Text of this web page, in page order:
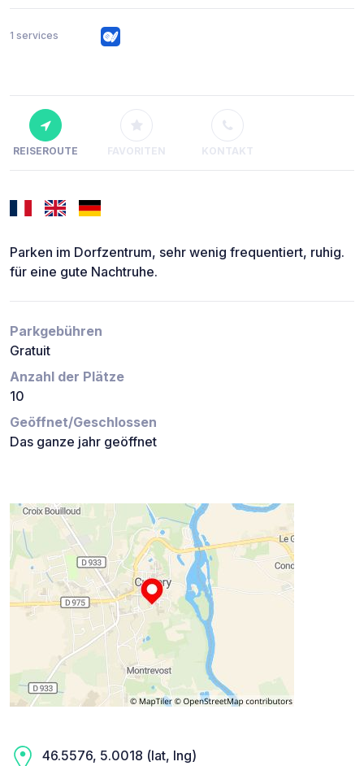
1 services
REISEROUTE FAVORITEN KONTAKT
Parken im Dorfzentrum, sehr wenig frequentiert, ruhig.
für eine gute Nachtruhe.
Parkgebühren
Gratuit
Anzahl der Plätze
10
Geöffnet/Geschlossen
Das ganze jahr geöffnet
46.5576, 5.0018 (lat, lng)